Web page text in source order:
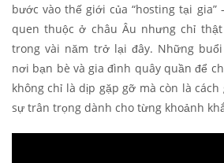
bước vào thế giới của “hosting tại gia”
quen thuộc ở châu Âu nhưng chỉ
trong vài năm trở lại đây. Những buổi
nơi bạn bè và gia đình quây quần để
không chỉ là dịp gặp gỡ mà còn là
sự trân trọng dành cho từng khoảnh